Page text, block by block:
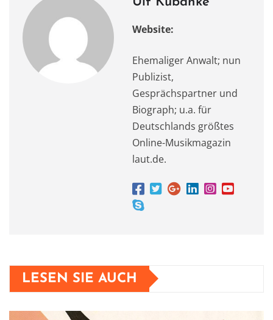
Website:
Ehemaliger Anwalt; nun
Publizist,
Gesprächspartner und
Biograph; u.a. für
Deutschlands größtes
Online-Musikmagazin
laut.de.
LESEN SIE AUCH